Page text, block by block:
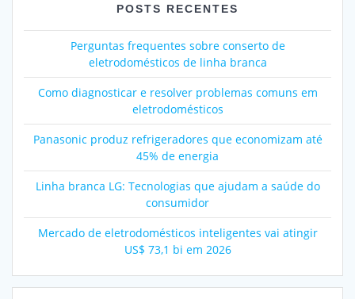
POSTS RECENTES
Perguntas frequentes sobre conserto de
eletrodomésticos de linha branca
Como diagnosticar e resolver problemas comuns em
eletrodomésticos
Panasonic produz refrigeradores que economizam até
45% de energia
Linha branca LG: Tecnologias que ajudam a saúde do
consumidor
Mercado de eletrodomésticos inteligentes vai atingir
US$ 73,1 bi em 2026